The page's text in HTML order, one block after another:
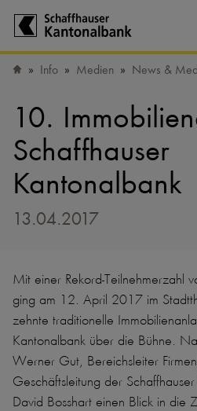
Info Medien News &
10.
Schaffhauser
Kantonalbank
13.04.2017
Mit einer Rekord-Teilnehmerzahl
ging am 12. April 2017 im
zehnte traditionelle
Kantonalbank über die Bühne.
Werner Gut, Bereichsleiter
Geschäftsleitung der
David Bosshart einen Blick in die